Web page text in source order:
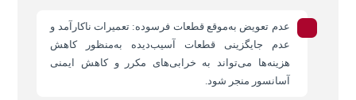
عدم تعویض به‌موقع قطعات فرسوده: تعمیرات ناکارآمد و
عدم جایگزینی قطعات آسیب‌دیده به‌منظور کاهش
هزینه‌ها می‌تواند به خرابی‌های مکرر و کاهش ایمنی
آسانسور منجر شود.